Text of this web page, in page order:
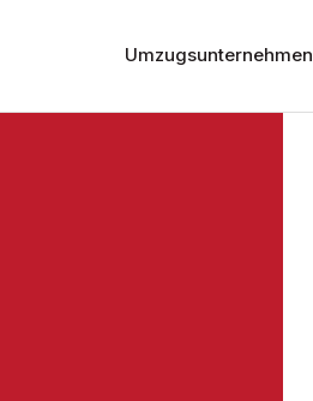
Umzugsunternehmen